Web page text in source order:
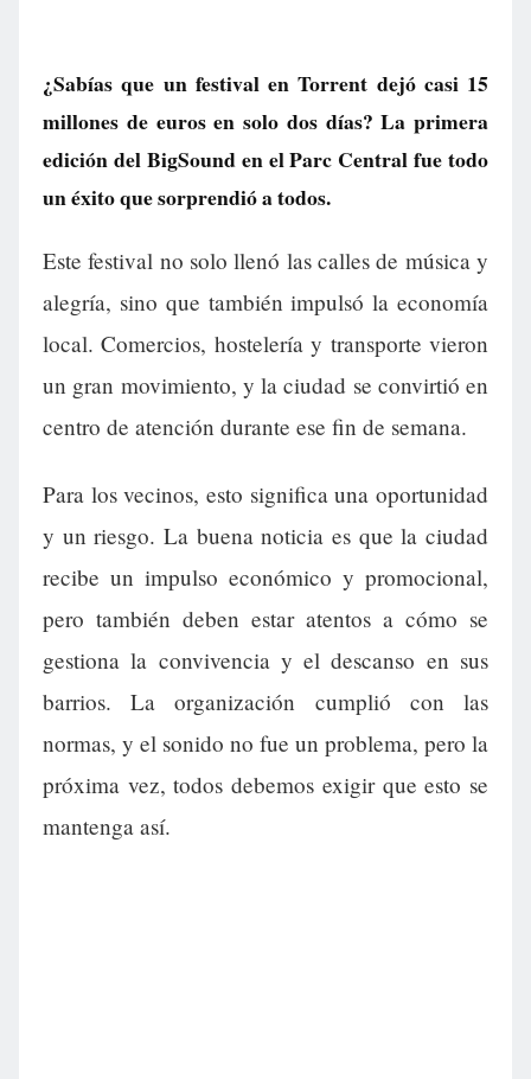
¿Sabías que un festival en Torrent dejó casi 15
millones de euros en solo dos días? La primera
edición del BigSound en el Parc Central fue todo
un éxito que sorprendió a todos.
Este festival no solo llenó las calles de música y
alegría, sino que también impulsó la economía
local. Comercios, hostelería y transporte vieron
un gran movimiento, y la ciudad se convirtió en
centro de atención durante ese fin de semana.
Para los vecinos, esto significa una oportunidad
y un riesgo. La buena noticia es que la ciudad
recibe un impulso económico y promocional,
pero también deben estar atentos a cómo se
gestiona la convivencia y el descanso en sus
barrios. La organización cumplió con las
normas, y el sonido no fue un problema, pero la
próxima vez, todos debemos exigir que esto se
mantenga así.